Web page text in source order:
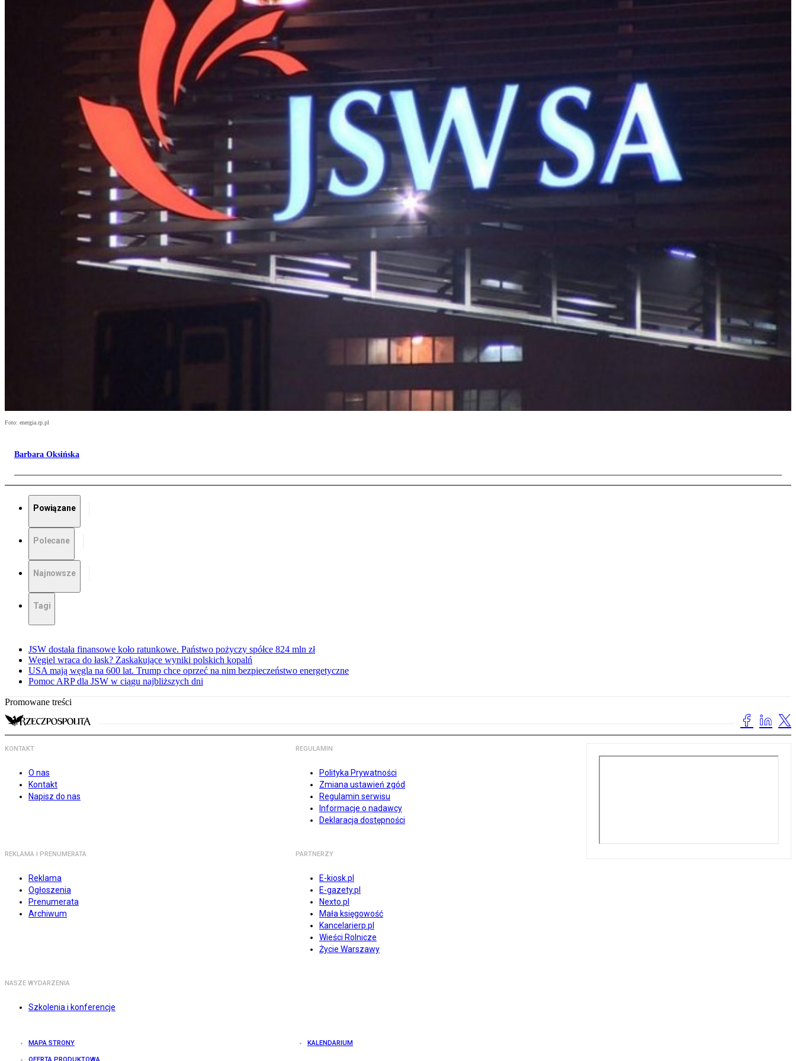
Foto: energia.rp.pl
Barbara Oksińska
Powiązane
Polecane
Najnowsze
Tagi
JSW dostała finansowe koło ratunkowe. Państwo pożyczy spółce 824 mln zł
Węgiel wraca do łask? Zaskakujące wyniki polskich kopalń
USA mają węgla na 600 lat. Trump chce oprzeć na nim bezpieczeństwo energetyczne
Pomoc ARP dla JSW w ciągu najbliższych dni
Promowane treści
KONTAKT
O nas
Kontakt
Napisz do nas
REGULAMIN
Polityka Prywatności
Zmiana ustawień zgód
Regulamin serwisu
Informacje o nadawcy
Deklaracja dostępności
REKLAMA I PRENUMERATA
Reklama
Ogłoszenia
Prenumerata
Archiwum
PARTNERZY
E-kiosk.pl
E-gazety.pl
Nexto.pl
Mała księgowość
Kancelarierp.pl
Wieści Rolnicze
Życie Warszawy
NASZE WYDARZENIA
Szkolenia i konferencje
MAPA STRONY KALENDARIUM